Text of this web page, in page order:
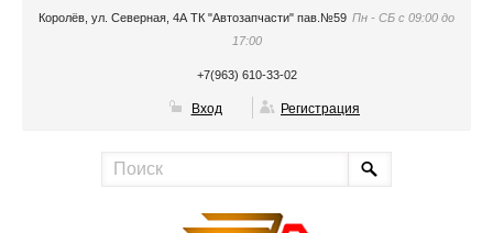
Королёв, ул. Северная, 4А ТК "Автозапчасти" пав.№59 Пн - СБ с 09:00 до
17:00
+7(963) 610-33-02
Вход Регистрация